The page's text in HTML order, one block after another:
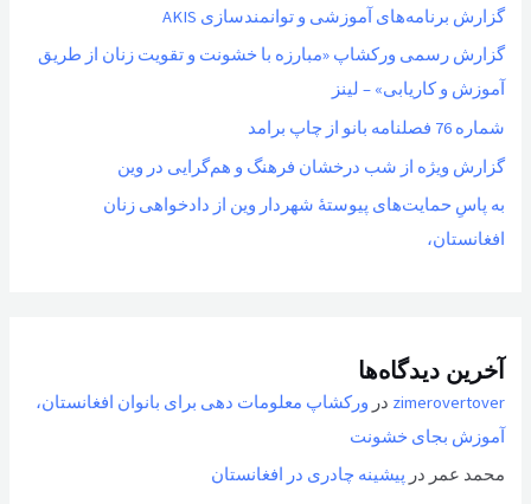
گزارش برنامه‌های آموزشی و توانمندسازی AKIS
گزارش رسمی ورکشاپ «مبارزه با خشونت و تقویت زنان از طریق
آموزش و کاریابی» – لینز
شماره 76 فصلنامه بانو از چاپ برامد
گزارش ویژه از شب درخشان فرهنگ و هم‌گرایی در وین
به پاسِ حمایت‌های پیوستهٔ شهردار وین از دادخواهی زنان
افغانستان،
آخرین دیدگاه‌ها
zimerovertover در ورکشاپ معلومات دهی برای بانوان افغانستان،
آموزش بجای خشونت
محمد عمر در پیشینه چادری در افغانستان